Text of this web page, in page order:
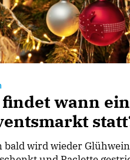
findet wann ein
bald wird wieder Glühwein